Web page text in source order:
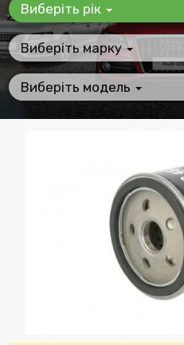
Виберіть рік
Виберіть марку
Виберіть модель